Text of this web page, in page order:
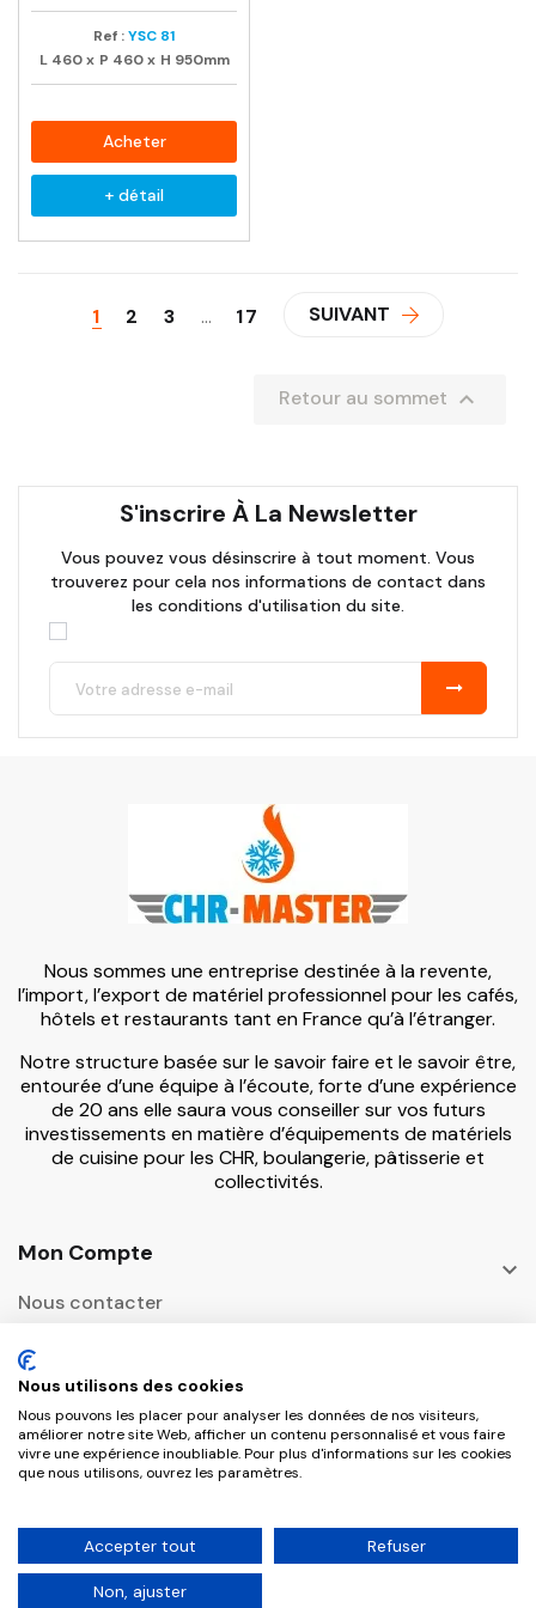
Ref :YSC 81
L 460 x P 460 x H 950mm
Acheter
+ détail
1 2 3 … 17 SUIVANT
Retour au sommet 
S'inscrire À La Newsletter
Vous pouvez vous désinscrire à tout moment. Vous
trouverez pour cela nos informations de contact dans
les conditions d'utilisation du site.
Nous sommes une entreprise destinée à la revente,
l’import, l’export de matériel professionnel pour les cafés,
hôtels et restaurants tant en France qu’à l’étranger.
Notre structure basée sur le savoir faire et le savoir être,
entourée d’une équipe à l’écoute, forte d’une expérience
de 20 ans elle saura vous conseiller sur vos futurs
investissements en matière d’équipements de matériels
de cuisine pour les CHR, boulangerie, pâtisserie et
collectivités.
Mon Compte

Nous contacter
Informations
Adresse Postale
Copyright © 2026 CHR Master Tous droits
Nous utilisons des cookies
Nous pouvons les placer pour analyser les données de nos visiteurs,
améliorer notre site Web, afficher un contenu personnalisé et vous faire
vivre une expérience inoubliable. Pour plus d'informations sur les cookies
que nous utilisons, ouvrez les paramètres.
Accepter tout Refuser
Non, ajuster